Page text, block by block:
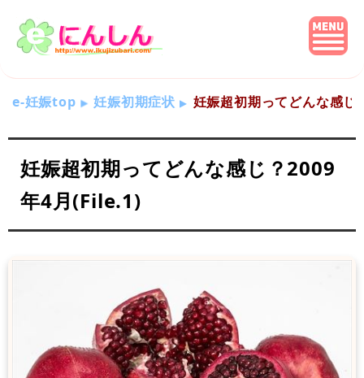
e-妊娠top 妊娠初期症状 妊娠超初期ってどんな感
妊娠超初期ってどんな感じ？2009
年4月(File.1)